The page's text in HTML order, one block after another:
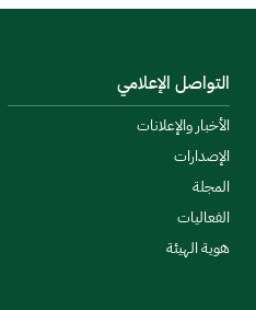
التواصل الإعلامي
الأخبار والإعلانات
الإصدارات
المجلة
الفعاليات
هوية الهيئة